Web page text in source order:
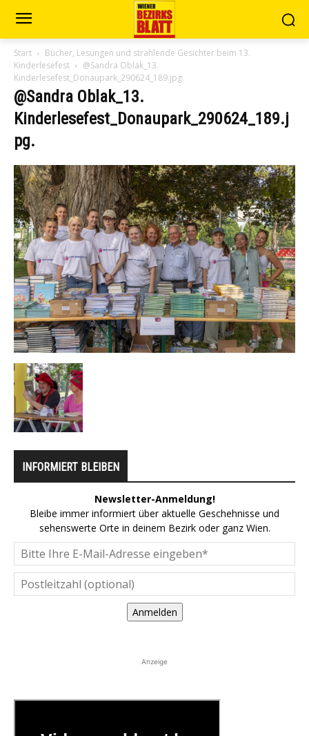
Start
Bücher, Lesungen und strahlende Gesichter beim 13.
Kinderlesefest
@Sandra Oblak_13.
Kinderlesefest_Donaupark_290624_189.jpg.
@Sandra Oblak_13.
Kinderlesefest_Donaupark_290624_189.j
pg.
INFORMIERT BLEIBEN
Newsletter-Anmeldung!
Bleibe immer informiert über aktuelle Geschehnisse und
sehenswerte Orte in deinem Bezirk oder ganz Wien.
Anmelden
Anzeige